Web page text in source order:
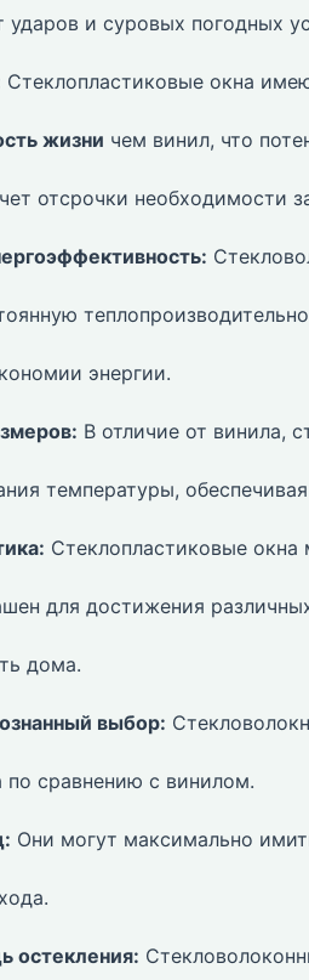
и суровых погодных
Стеклопластиковые окна
жизни чем винил, что
отсрочки необходимости
энергии.
В отличие от винила,
температуры,
Стеклопластиковые окна
для достижения
дома.
выбор:
по сравнению с винилом.
Они могут максимально
остекления: